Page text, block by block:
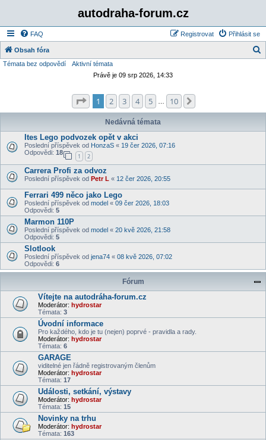
autodraha-forum.cz
FAQ Přihlásit se
Registrovat
Obsah fóra
Témata bez odpovědí
Aktivní témata
Právě je 09 srp 2026, 14:33
Stránka z
1 2 3 4 5 10
Nedávná témata
Ites Lego podvozek opět v akci
Poslední příspěvek od HonzaS « 19 čer 2026, 07:16
Odpovědi: 18
1 2
Carrera Profi za odvoz
Poslední příspěvek od Petr L « 12 čer 2026, 20:55
Ferrari 499 něco jako Lego
Poslední příspěvek od model « 09 čer 2026, 18:03
Odpovědi: 5
Marmon 110P
Poslední příspěvek od model « 20 kvě 2026, 21:58
Odpovědi: 5
Slotlook
Poslední příspěvek od jena74 « 08 kvě 2026, 07:02
Odpovědi: 6
Fórum
Vítejte na autodráha-forum.cz
Moderátor: hydrostar
Témata: 3
Úvodní informace
Pro každého, kdo je tu (nejen) poprvé - pravidla a rady.
Moderátor: hydrostar
Témata: 6
GARAGE
viditelné jen řádně registrovaným členům
Moderátor: hydrostar
Témata: 17
Události, setkání, výstavy
Moderátor: hydrostar
Témata: 15
Novinky na trhu
Moderátor: hydrostar
Témata: 163